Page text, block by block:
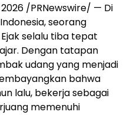
2026 /PRNewswire/ — Di
seorang
selalu tiba tepat
Dengan tatapan
udang yang menjadi
bahwa
lalu, bekerja sebagai
memenuhi